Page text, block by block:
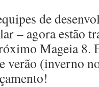
de
– agora estão
Mageia 8.
verão (inverno